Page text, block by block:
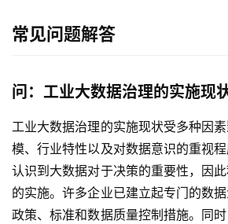
与
解
普
元
联
常见问题解答
问：工业大数据治理的实施现
工业大数据治理的实施现状受多种因
模、行业特性以及对数据意识的重视
认识到大数据对于决策的重要性，因
的实施。许多企业已建立起专门的数
政策、标准和数据质量控制措施。同